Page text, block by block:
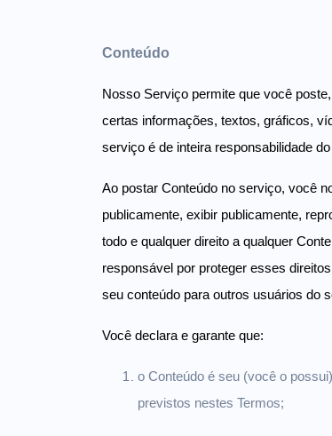
Conteúdo
Nosso Serviço permite que você
certas informações, textos, gráficos,
serviço é de inteira responsabilidade
Ao postar Conteúdo no serviço, você
publicamente, exibir publicamente,
todo e qualquer direito a qualquer
responsável por proteger esses
seu conteúdo para outros usuários do
Você declara e garante que:
o Conteúdo é seu (você o
previstos nestes Termos;